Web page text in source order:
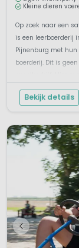
Kleine dieren
Op zoek naar een
is een leerboerderij
Pijnenburg met hun
boerderij. Dit is
Bekijk details